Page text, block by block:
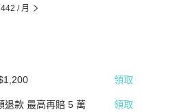
/ 月
領取
退款 最高再賠 5 萬 領取